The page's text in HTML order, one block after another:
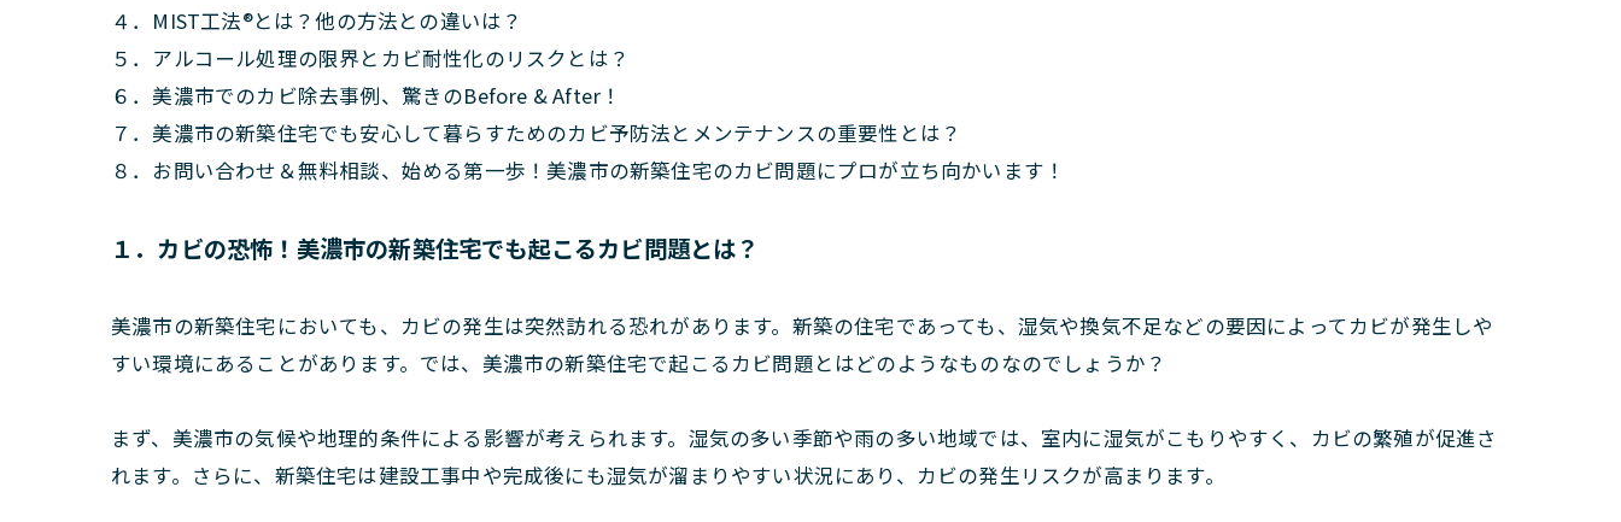
４．MIST工法®とは？他の方法との違いは？
５．アルコール処理の限界とカビ耐性化のリスクとは？
６．美濃市でのカビ除去事例、驚きのBefore & After！
７．美濃市の新築住宅でも安心して暮らすためのカビ予防法とメンテナンスの重要性とは？
８．お問い合わせ＆無料相談、始める第一歩！美濃市の新築住宅のカビ問題にプロが立ち向かいます！
１．カビの恐怖！美濃市の新築住宅でも起こるカビ問題とは？
美濃市の新築住宅においても、カビの発生は突然訪れる恐れがあります。新築の住宅であっても、湿気や換気不足などの要因によってカビが発生しや
すい環境にあることがあります。では、美濃市の新築住宅で起こるカビ問題とはどのようなものなのでしょうか？
まず、美濃市の気候や地理的条件による影響が考えられます。湿気の多い季節や雨の多い地域では、室内に湿気がこもりやすく、カビの繁殖が促進さ
れます。さらに、新築住宅は建設工事中や完成後にも湿気が溜まりやすい状況にあり、カビの発生リスクが高まります。